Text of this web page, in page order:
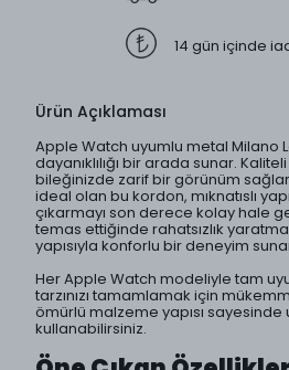
14 gün içinde
Ürün Açıklaması
Apple Watch uyumlu metal Milano
dayanıklılığı bir arada sunar.
bileğinizde zarif bir görünüm
ideal olan bu kordon, mıknatıslı
çıkarmayı son derece kolay hale
temas ettiğinde rahatsızlık
yapısıyla konforlu bir deneyim
Her Apple Watch modeliyle tam
tarzınızı tamamlamak için
ömürlü malzeme yapısı sayesinde
kullanabilirsiniz.